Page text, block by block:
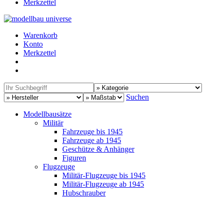
Merkzettel
Warenkorb
Konto
Merkzettel
Suchen
Modellbausätze
Militär
Fahrzeuge bis 1945
Fahrzeuge ab 1945
Geschütze & Anhänger
Figuren
Flugzeuge
Militär-Flugzeuge bis 1945
Militär-Flugzeuge ab 1945
Hubschrauber